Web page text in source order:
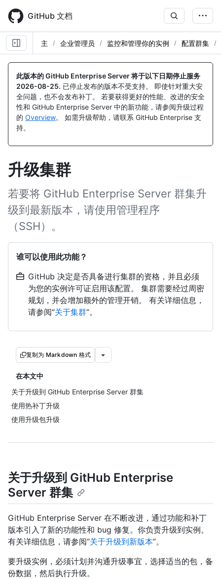
main
content
GitHub 文档
主 企业管理员 监控和管理你的实例 配置群集
此版本的 GitHub Enterprise Server 将于以下日期停止服务
2026-08-25. 已停止发布的版本不受支持。 即使针对重大安
全问题，也不会发布补丁。 若要获得更好的性能、改进的安全
性和 GitHub Enterprise Server 中的新功能，请参阅升级过程
的 Overview。 如需升级帮助，请联系 GitHub Enterprise 支
持。
升级集群
若要将 GitHub Enterprise Server 群集升
级到最新版本，请使用管理程序
（SSH）。
谁可以使用此功能？
GitHub 决定是否具备进行集群的资格，并且必须
为您的实例许可证启用该配置。 集群需要经过周密
规划，并会增加额外的管理开销。 有关详细信息，
请参阅“关于集群”。
复制为 Markdown 格式
在本文中
关于升级到 GitHub Enterprise Server 群集
使用热补丁升级
使用升级包升级
关于升级到 GitHub Enterprise
Server 群集
GitHub Enterprise Server 在不断改进，通过功能和补丁
版本引入了新的功能性和 bug 修复。你负责升级到实例。
有关详细信息，请参阅“关于升级到新版本”。
要升级实例，必须计划并沟通升级事宜，选择适当的包，备
份数据，然后执行升级。